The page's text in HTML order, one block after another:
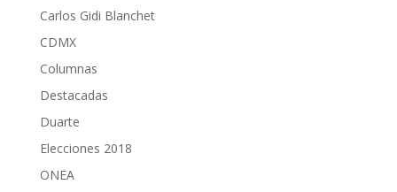
Carlos Gidi Blanchet
CDMX
Columnas
Destacadas
Duarte
Elecciones 2018
ONEA